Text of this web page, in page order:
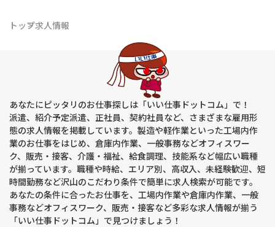
トップ求人情報
あなたにピッタリのお仕事探しは「いい仕事ドットコム」で！
派遣、紹介予定派遣、正社員、契約社員など、さまざまな雇用形
態の求人情報を掲載しています。製造や軽作業といった工場内作
業のお仕事をはじめ、倉庫内作業、一般事務などオフィスワー
ク、販売・接客、介護・福祉、給食調理、技能系など幅広い職種
が揃っています。職種や時給、エリア別、高収入、未経験歓迎、短
時間勤務など沢山のこだわり条件で簡単に求人検索が可能です。
あなたの条件に合ったお仕事を、工場内作業や倉庫内作業、一般
事務などオフィスワーク、販売・接客など多彩な求人情報が揃う
「いい仕事ドットコム」で見つけましょう！